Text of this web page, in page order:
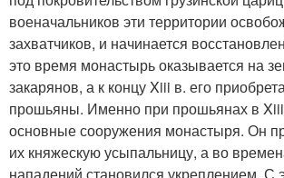
военачальников эти территории
захватчиков, и начинается
это время монастырь оказывается на
закарянов, а к концу Xiii в. его
прошьяны. Именно при прошьянах в Xiii
основные сооружения монастыря. Он
их княжескую усыпальницу, а во
нападений становился укреплением. С